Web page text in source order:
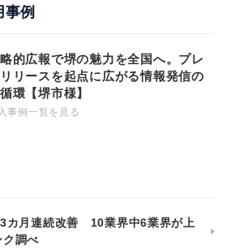
例
的広報で堺の魅力を全国へ。プレ
リースを起点に広がる情報発信の
環【堺市様】
事例一覧を見る
カ月連続改善 10業界中6業界が上
調べ